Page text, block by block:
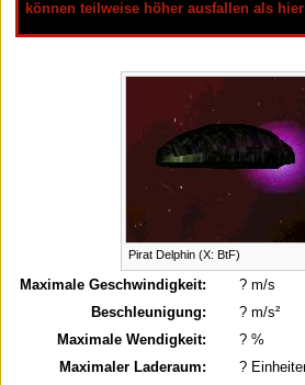
können teilweise höher ausfallen als
Pirat Delphin (X: BtF)
Maximale Geschwindigkeit:
? m/s
Beschleunigung:
? m/s²
Maximale Wendigkeit:
? %
Maximaler Laderaum:
?